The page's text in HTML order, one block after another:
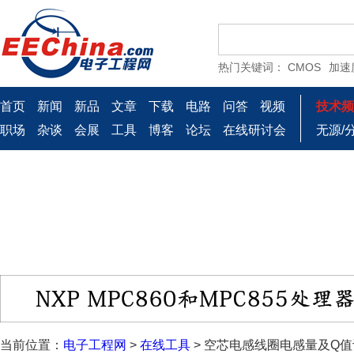
当前位置： 电子工程网 > 在线工具 > 空芯电感线圈电感量及Q